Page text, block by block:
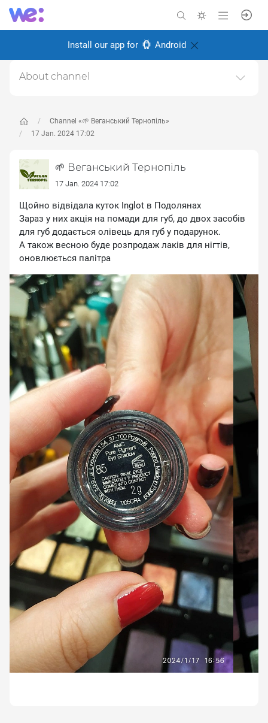
Install our app for Android
Channel «🌱 Веганський Тернопіль»
17 Jan. 2024 17:02
🌱 Веганський Тернопіль
17 Jan. 2024 17:02
Щойно відвідала куток Inglot в Подолянах
Зараз у них акція на помади для губ, до двох засобів
для губ додається олівець для губ у подарунок.
А також весною буде розпродаж лаків для нігтів,
оновлюється палітра
About channel
і робимо місто більш веган дружнім.Щоб
запропонувати новину пишіть адмінці
https://instagram.com/vegan.teДзеркало тґ-каналу.
Created: 28 May 2024